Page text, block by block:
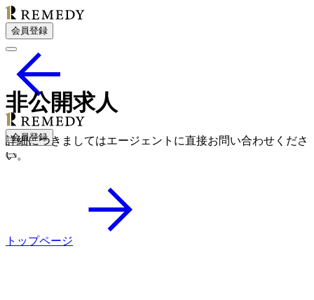
会員登録
会員登録
非公開求人
詳細につきましてはエージェントに直接お問い合わせくださ
い。
トップページ